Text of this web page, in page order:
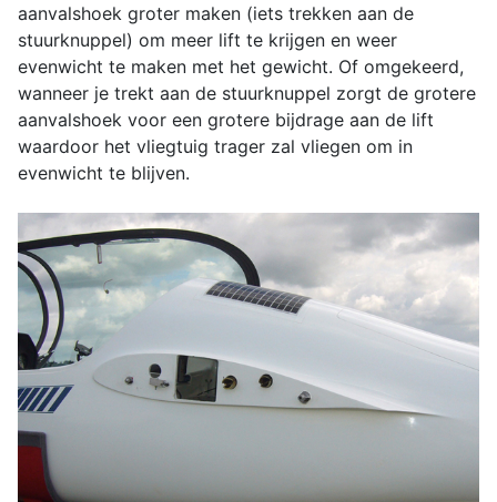
aanvalshoek groter maken (iets trekken aan de
stuurknuppel) om meer lift te krijgen en weer
evenwicht te maken met het gewicht. Of omgekeerd,
wanneer je trekt aan de stuurknuppel zorgt de grotere
aanvalshoek voor een grotere bijdrage aan de lift
waardoor het vliegtuig trager zal vliegen om in
evenwicht te blijven.